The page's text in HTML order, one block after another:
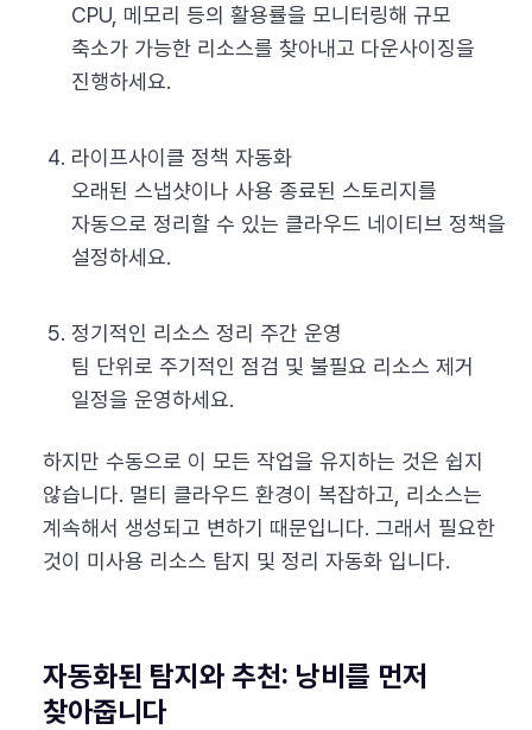
CPU, 메모리 등의 활용률을 모니터링해 규모
축소가 가능한 리소스를 찾아내고 다운사이징을
진행하세요.
라이프사이클 정책 자동화
오래된 스냅샷이나 사용 종료된 스토리지를
자동으로 정리할 수 있는 클라우드 네이티브 정책을
설정하세요.
정기적인 리소스 정리 주간 운영
팀 단위로 주기적인 점검 및 불필요 리소스 제거
일정을 운영하세요.
하지만 수동으로 이 모든 작업을 유지하는 것은 쉽지
않습니다. 멀티 클라우드 환경이 복잡하고, 리소스는
계속해서 생성되고 변하기 때문입니다. 그래서 필요한
것이 미사용 리소스 탐지 및 정리 자동화 입니다.
자동화된 탐지와 추천: 낭비를 먼저
찾아줍니다